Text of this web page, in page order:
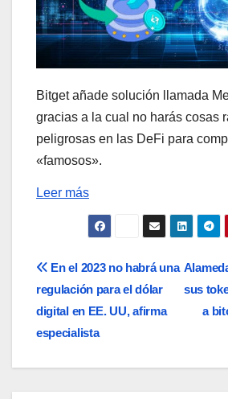
Bitget añade solución llamada
gracias a la cual no harás cosas
peligrosas en las DeFi para
«famosos».
Leer más
Navegación
de
entradas
sus
a
En el 2023 no habrá una
regulación para el dólar
digital en EE. UU, afirma
especialista